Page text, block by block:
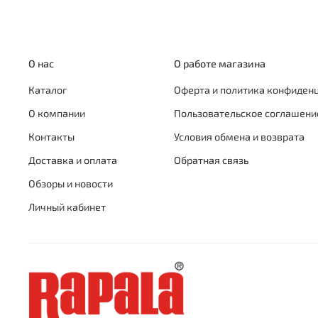
О нас
Каталог
О компании
Контакты
Доставка и оплата
Обзоры и новости
Личный кабинет
О работе магазина
Оферта и политика
Пользовательское
Условия обмена и возврата
Обратная связь